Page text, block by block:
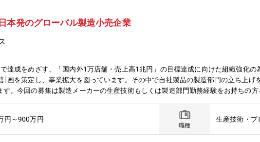
本発のグローバル製造小売企業
達成をめざす、「国内外1万店舗・売上高1兆円」の目標達成に向けた組織強化
画を策定し、事業拡大を図っています。その中で自社製品の製造部門の立ち上げ
。今回の募集は製造メーカーの生産技術もしくは製造部門勤務経験をお持ちの
改善実務指導・海外出張による製造関連調査、海外自社工場との企画調整、現場
は優遇致します。仕組み、人づくりなど同社の製造体制を、既存メンバーと一緒
円～900万円
職種
生産技術・プ